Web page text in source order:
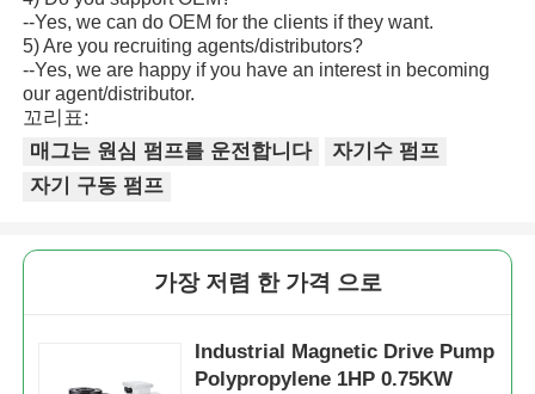
--Yes, we can do OEM for the clients if they want.
5) Are you recruiting agents/distributors?
--Yes, we are happy if you have an interest in becoming
our agent/distributor.
꼬리표:
매그는 원심 펌프를 운전합니다
자기수 펌프
자기 구동 펌프
가장 저렴 한 가격 으로
Industrial Magnetic Drive Pump
Polypropylene 1HP 0.75KW